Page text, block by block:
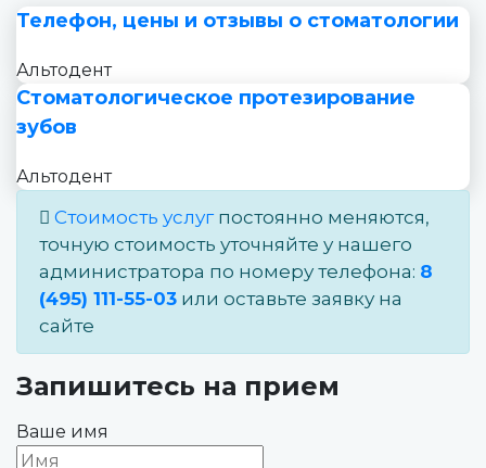
Телефон, цены и отзывы о стоматологии
Альтодент
Стоматологическое протезирование
зубов
Альтодент
Стоимость услугпостоянно меняются,
точную стоимость уточняйте у нашего
администратора по номеру телефона: 8
(495) 111-55-03 или оставьте заявку на
сайте
Запишитесь на прием
Ваше имя